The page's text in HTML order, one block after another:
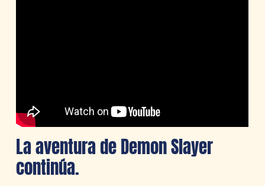
La aventura de Demon Slayer
continúa.